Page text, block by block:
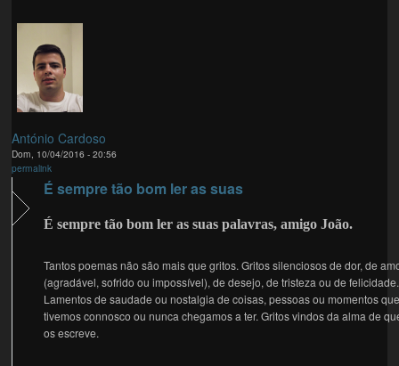
António Cardoso
Dom, 10/04/2016 - 20:56
permalink
É sempre tão bom ler as suas
É sempre tão bom ler as suas palavras, amigo João.
Tantos poemas não são mais que gritos. Gritos silenciosos de dor, de
(agradável, sofrido ou impossível), de desejo, de tristeza ou de felicidade.
Lamentos de saudade ou nostalgia de coisas, pessoas ou momentos
tivemos connosco ou nunca chegamos a ter. Gritos vindos da alma de
os escreve.